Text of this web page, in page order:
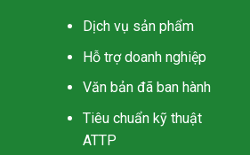
Dịch vụ sản phẩm
Hỗ trợ doanh nghiệp
Văn bản đã ban hành
Tiêu chuẩn kỹ thuật
ATTP